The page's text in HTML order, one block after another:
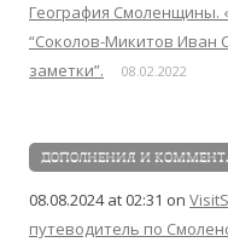
География Смоленщины.
“Соколов-Микитов Иван
заметки”.
08.02.2022
ДОПОЛНЕНИЯ И
08.08.2024 at 02:31 on
путеводитель по